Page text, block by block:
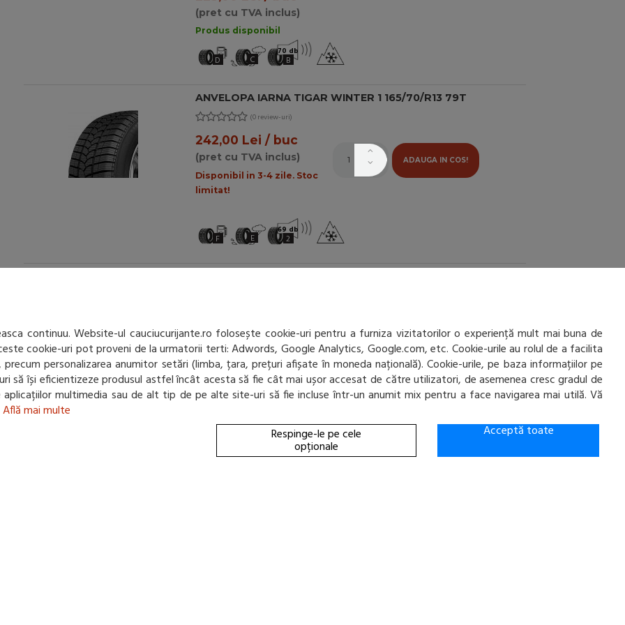
continuu. Website-ul cauciucurijante.ro folosește cookie-uri pentru a furniza vizitatorilor o experiență mult mai buna de
cookie-uri pot proveni de la urmatorii terti: Adwords, Google Analytics, Google.com, etc. Cookie-urile au rolul de a facilita
personalizarea anumitor setări (limba, țara, prețuri afișate în moneda națională). Cookie-urile, pe baza informațiilor pe
să își eficientizeze produsul astfel încât acesta să fie cât mai ușor accesat de către utilizatori, de asemenea cresc gradul de
multimedia sau de alt tip de pe alte site-uri să fie incluse într-un anumit mix pentru a face navigarea mai utilă. Vă
Află mai multe
Respinge-le pe cele
opționale
Acceptă toate
(pret cu TVA inclus)
Produs disponibil
D C
70 db
B
ANVELOPA IARNA TIGAR WINTER 1 165/70/R13 79T
(0 review-uri)
242,00 Lei / buc
(pret cu TVA inclus)
Disponibil in 3-4 zile. Stoc
limitat!
ADAUGA IN COS!
F E
69 db
2
242,11 Lei / buc
(pret cu TVA inclus)
Disponibil in 3-4 zile
ADAUGA IN COS!
D C B